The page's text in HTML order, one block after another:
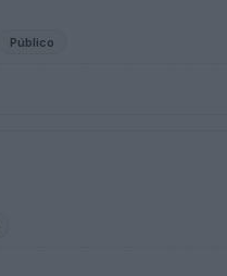
Público